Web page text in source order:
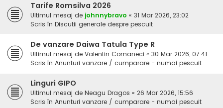
Tarife Romsilva 2026
Ultimul mesaj de johnnybravo « 31 Mar 2026, 23:02
Scris în Discutii generale despre pescuit
De vanzare Daiwa Tatula Type R
Ultimul mesaj de Valentin Comaneci « 30 Mar 2026, 07:41
Scris în Anunturi vanzare / cumparare - numai pescuit
Linguri GIPO
Ultimul mesaj de Neagu Dragos « 26 Mar 2026, 15:56
Scris în Anunturi vanzare / cumparare - numai pescuit